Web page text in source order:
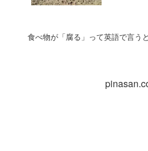
食べ物が「腐る」って英語で言う